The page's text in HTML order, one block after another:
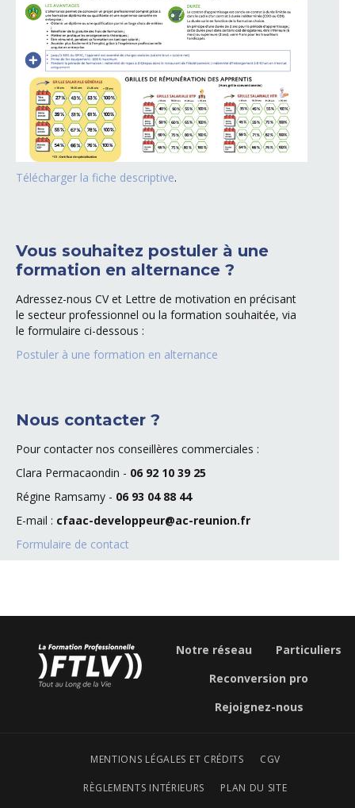
Télécharger la fiche descriptive.
Vous souhaitez postuler à une
formation en alternance ?
Adressez-nous CV et Lettre de motivation en précisant
le secteur professionnel ou la formation souhaitée, via
le formulaire ci-dessous :
Postuler à une formation en alternance
Nous contacter ?
Pour contacter nos conseillères commerciales :
Clara Permacaondin - 06 92 10 39 25
Régine Ramsamy - 06 93 04 88 44
E-mail : cfaac-developpeur@ac-reunion.fr
Formulaire de contact
Notre réseau
Particuliers
Reconversion pro
Rejoignez-nous
MENTIONS LÉGALES ET CRÉDITS CGV
RÈGLEMENTS INTÉRIEURS PLAN DU SITE